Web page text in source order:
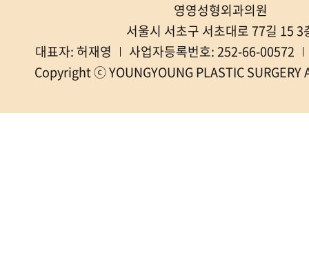
영영성형외과의원
서울시 서초구 서초대로 77길 15 3
대표자: 허재영
사업자등록번호: 252-66-00572
Copyright ⓒ YOUNGYOUNG PLASTIC